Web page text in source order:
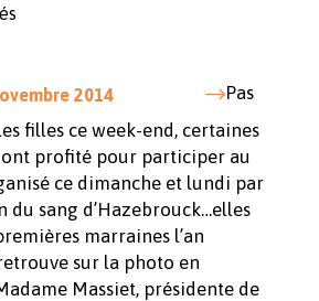
Pas
filles ce week-end, certaines
ont profité pour participer au
ce dimanche et lundi par
du sang d’Hazebrouck…elles
marraines l’an
sur la photo en
Massiet, présidente de